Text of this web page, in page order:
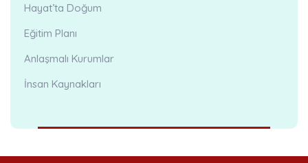
Hayat’ta Doğum
Eğitim Planı
Anlaşmalı Kurumlar
İnsan Kaynakları